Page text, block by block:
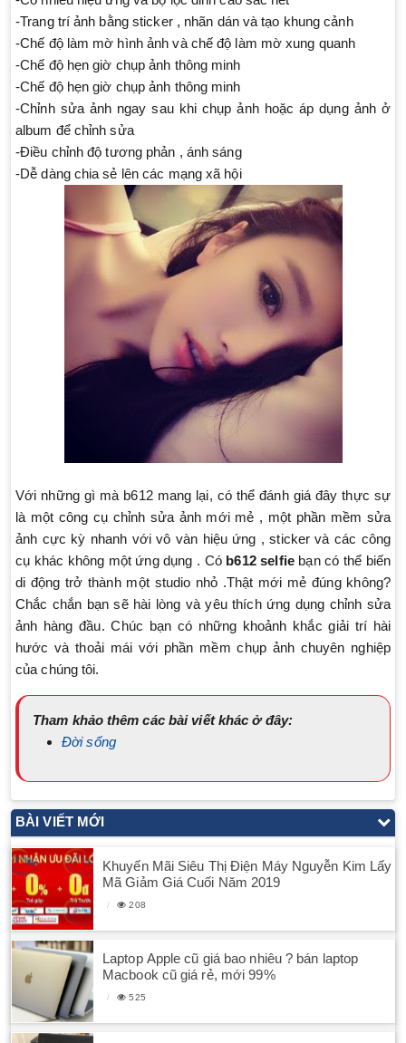
-Trang trí ảnh bằng sticker , nhãn dán và tạo khung cảnh
-Chế độ làm mờ hình ảnh và chế độ làm mờ xung quanh
-Chế độ hẹn giờ chụp ảnh thông minh
-Chế độ hẹn giờ chụp ảnh thông minh
-Chỉnh sửa ảnh ngay sau khi chụp ảnh hoặc áp dụng ảnh ở
album để chỉnh sửa
-Điều chỉnh độ tương phản , ánh sáng
-Dễ dàng chia sẻ lên các mạng xã hội
Với những gì mà b612 mang lại, có thể đánh giá đây thực sự
là một công cụ chỉnh sửa ảnh mới mẻ , một phần mềm sửa
ảnh cực kỳ nhanh với vô vàn hiệu ứng , sticker và các công
cụ khác không một ứng dụng . Có b612 selfiebạn có thể biến
di động trở thành một studio nhỏ .Thật mới mẻ đúng không?
Chắc chắn bạn sẽ hài lòng và yêu thích ứng dụng chỉnh sửa
ảnh hàng đầu. Chúc bạn có những khoảnh khắc giải trí hài
hước và thoải mái với phần mềm chụp ảnh chuyên nghiệp
của chúng tôi.
Tham khảo thêm các bài viết khác ở đây:
Đời sống
BÀI VIẾT MỚI
Khuyến Mãi Siêu Thị Điện Máy Nguyễn Kim Lấy
Mã Giảm Giá Cuối Năm 2019
208
Laptop Apple cũ giá bao nhiêu ? bán laptop
Macbook cũ giá rẻ, mới 99%
525